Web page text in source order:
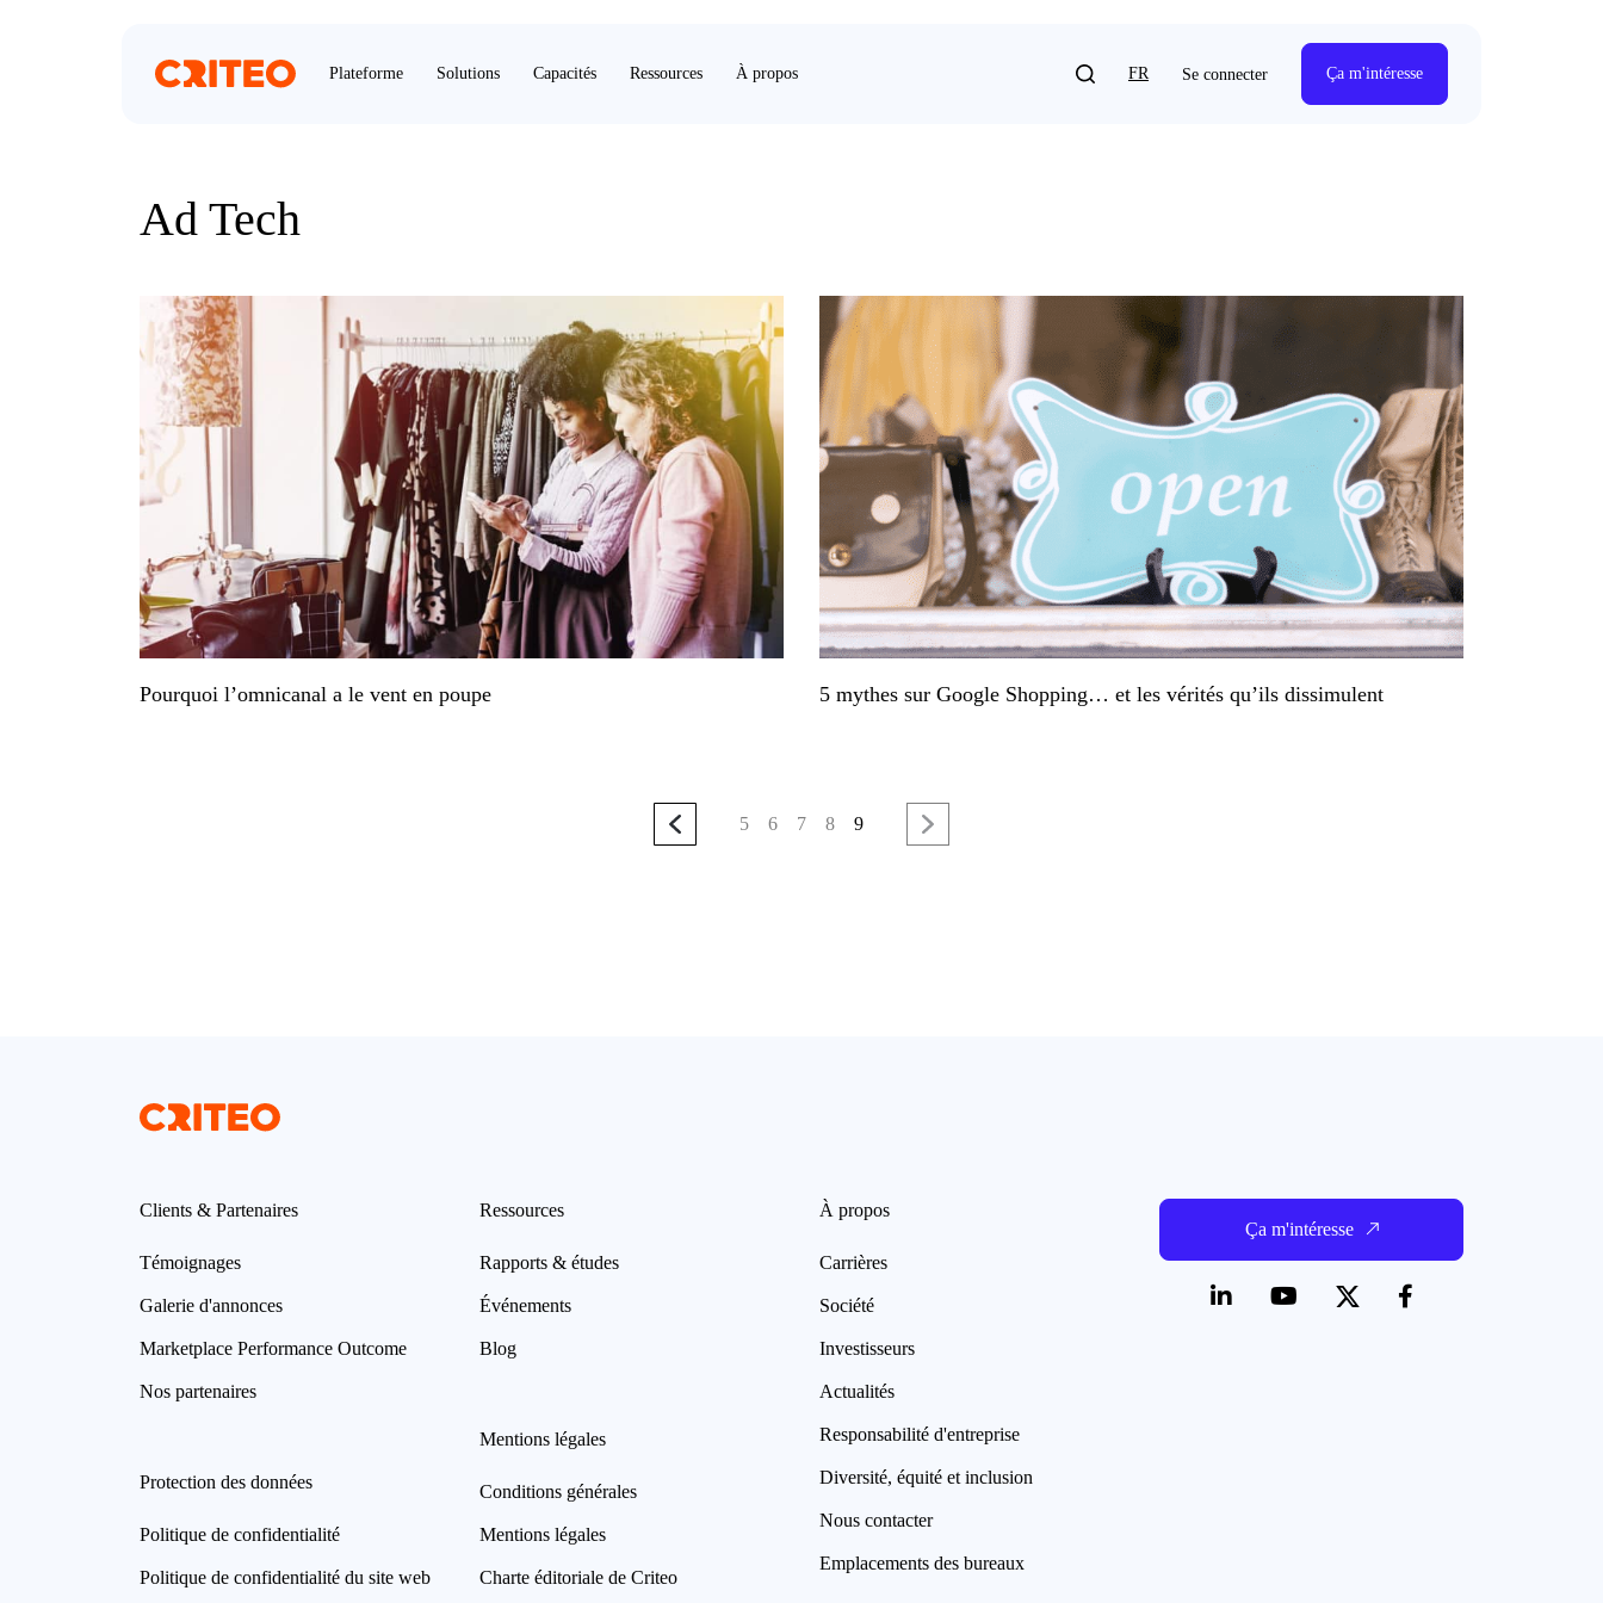
Plateforme Solutions Capacités Ressources À propos FR Se connecter Ça m'intéresse
Ad Tech
Pourquoi l’omnicanal a le vent en poupe 5 mythes sur Google Shopping… et les vérités qu’ils dissimulent
5 6 7 8 9
Clients & Partenaires
Témoignages
Galerie d'annonces
Marketplace Performance Outcome
Nos partenaires
Protection des données
Politique de confidentialité
Politique de confidentialité du site web
Ressources
Rapports & études
Événements
Blog
Mentions légales
Conditions générales
Mentions légales
Charte éditoriale de Criteo
À propos
Carrières
Société
Investisseurs
Actualités
Responsabilité d'entreprise
Diversité, équité et inclusion
Nous contacter
Emplacements des bureaux
Ça m'intéresse